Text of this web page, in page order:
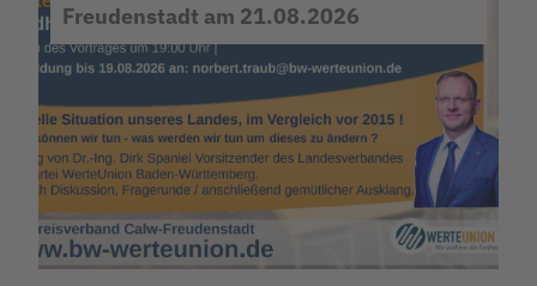
Freudenstadt am 21.08.2026